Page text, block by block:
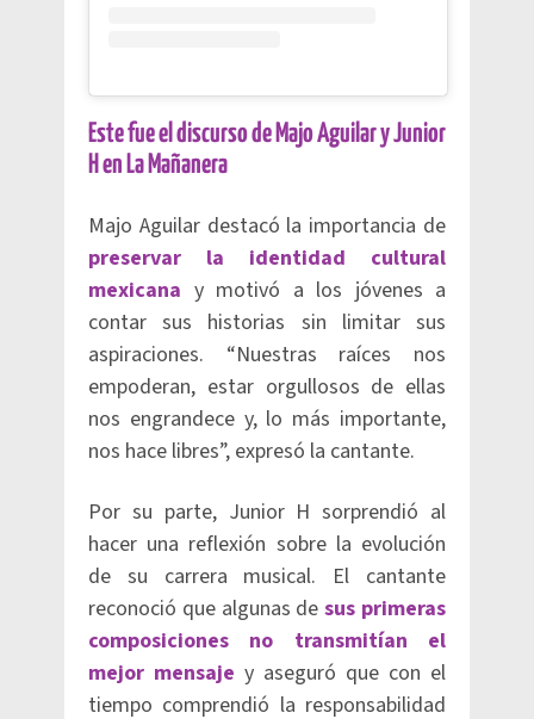
Este fue el discurso de Majo Aguilar y Junior
H en La Mañanera
Majo Aguilar destacó la importancia de
preservar la identidad cultural
mexicana y motivó a los jóvenes a
contar sus historias sin limitar sus
aspiraciones. “Nuestras raíces nos
empoderan, estar orgullosos de ellas
nos engrandece y, lo más importante,
nos hace libres”, expresó la cantante.
Por su parte, Junior H sorprendió al
hacer una reflexión sobre la evolución
de su carrera musical. El cantante
reconoció que algunas desus primeras
composiciones no transmitían el
mejor mensaje y aseguró que con el
tiempo comprendió la responsabilidad